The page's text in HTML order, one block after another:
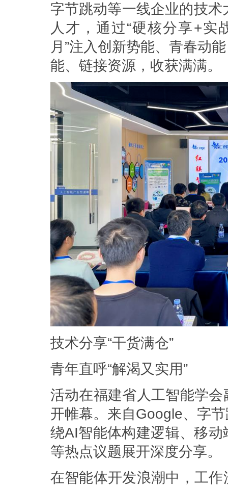
字节跳动等一线企业的技
人才，通过“硬核分享+实
月”注入创新势能、青春动
能、链接资源，收获满满。
技术分享“干货满仓”
青年直呼“解渴又实用”
活动在福建省人工智能学
开帷幕。来自Google、字
绕AI智能体构建逻辑、移
等热点议题展开深度分享。
在智能体开发浪潮中，工